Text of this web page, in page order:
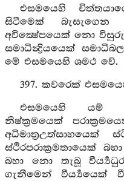
එසමයෙහි
සිටීමෙක්
අවික්‍ෂේපයෙක් නො
සමාධින්‍ද්‍රියයෙක්
මේ එසමයෙහි ශමථ වේ.
397. කවරෙක්
එසමයෙහි යම්
නිෂ්ක්‍රමයෙක්
අධිමාත්‍රඋත්සාහයෙක්
ස්ථිරපරාක්‍රමතායෙක්
බහා නො තැබූ
ගැනීමෙන් වීර්‍ය්‍යයෙක්